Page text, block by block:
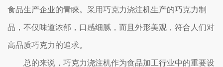
食品生产企业的青睐。采用巧克力浇注机生产的巧克力制
品，不仅味道浓郁，口感细腻，而且外形美观，符合人们对
高品质巧克力的追求。
总的来说，巧克力浇注机作为食品加工行业中的重要设